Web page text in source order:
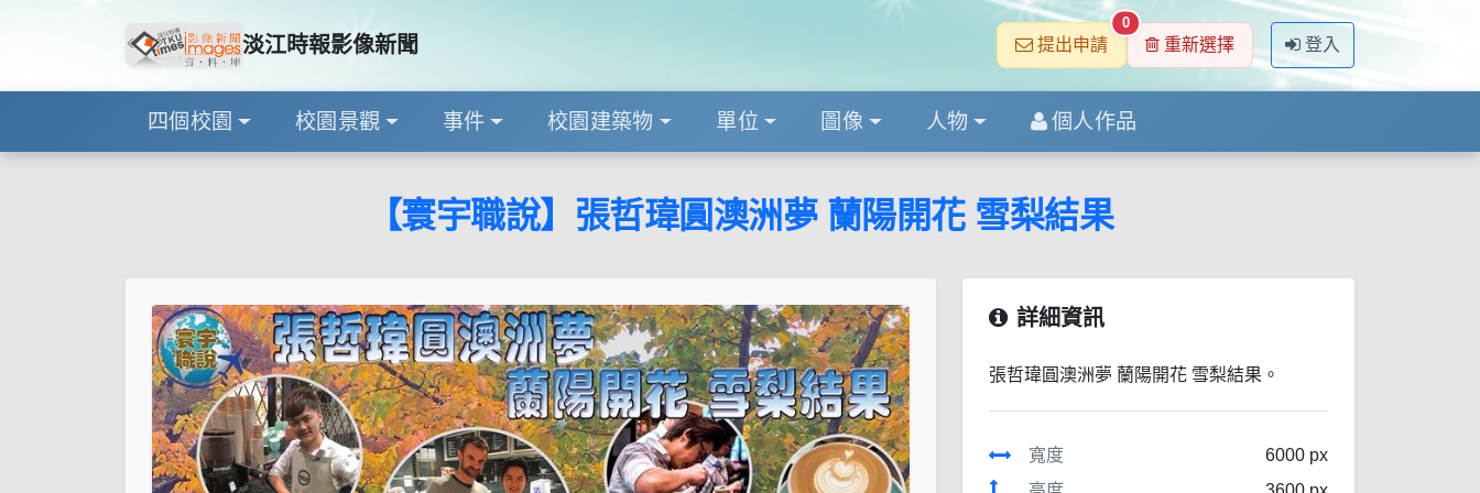
淡江時報影像新聞 提出申請
0
重新選擇 登入
四個校園 校園景觀 事件 校園建築物 單位 圖像 人物 個人作品
【寰宇職說】張哲瑋圓澳洲夢 蘭陽開花 雪梨結果
詳細資訊
張哲瑋圓澳洲夢 蘭陽開花 雪梨結果。
寬度
6000 px